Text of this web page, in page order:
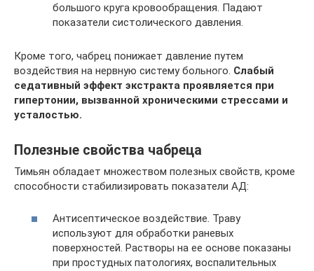
большого круга кровообращения. Падают
показатели систолического давления.
Кроме того, чабрец понижает давление путем
воздействия на нервную систему больного. Слабый
седативный эффект экстракта проявляется при
гипертонии, вызванной хроническими стрессами и
усталостью.
Полезные свойства чабреца
Тимьян обладает множеством полезных свойств, кроме
способности стабилизировать показатели АД:
Антисептическое воздействие. Траву
используют для обработки раневых
поверхностей. Растворы на ее основе показаны
при простудных патологиях, воспалительных